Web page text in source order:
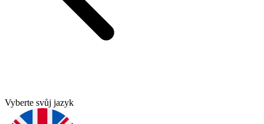
Vyberte svůj jazyk